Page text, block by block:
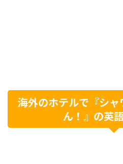
海外のホテルで『シ
ん！』の英